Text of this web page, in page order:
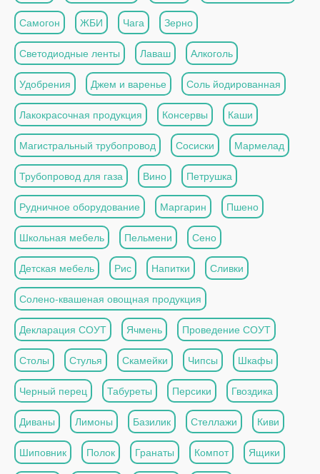
Самогон ЖБИ Чага Зерно
Светодиодные ленты Лаваш Алкоголь
Удобрения Джем и варенье Соль йодированная
Лакокрасочная продукция Консервы Каши
Магистральный трубопровод Сосиски Мармелад
Трубопровод для газа Вино Петрушка
Рудничное оборудование Маргарин Пшено
Школьная мебель Пельмени Сено
Детская мебель Рис Напитки Сливки
Солено-квашеная овощная продукция
Декларация СОУТ Ячмень Проведение СОУТ
Столы Стулья Скамейки Чипсы Шкафы
Черный перец Табуреты Персики Гвоздика
Диваны Лимоны Базилик Стеллажи Киви
Шиповник Полок Гранаты Компот Ящики